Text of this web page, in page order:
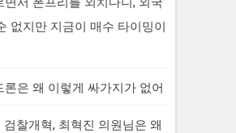
없지만 지금이 매수 타이밍이
론은 왜 이렇게 싸가지가 없어
검찰개혁, 최혁진 의원님은 왜